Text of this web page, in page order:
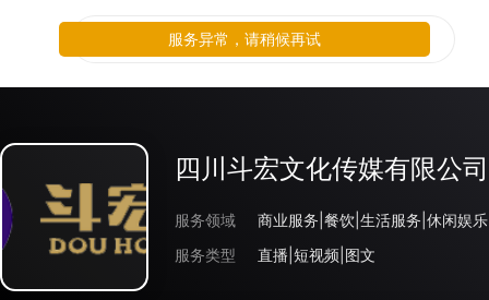
四川斗宏文化传媒有限公司
服务领域
商业服务|餐饮|生活服务|休闲娱
服务类型
直播|短视频|图文
服务异常，请稍候再试